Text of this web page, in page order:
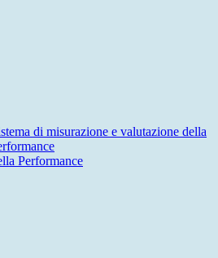
di misurazione e valutazione della
Performance